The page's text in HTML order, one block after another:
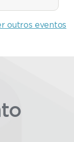
outros eventos